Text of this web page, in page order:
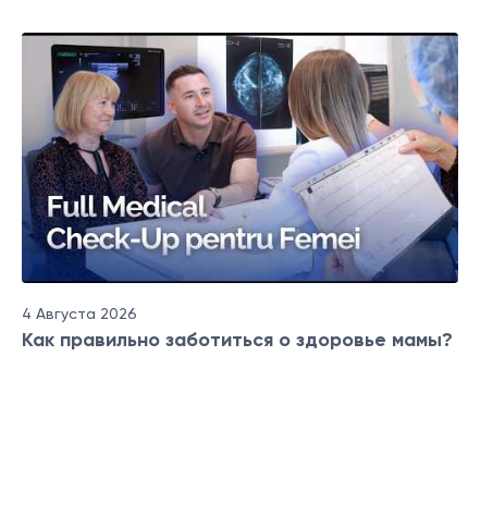
4 Августа 2026
Как правильно заботиться о здоровье мамы?